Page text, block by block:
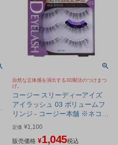
自然な立体感を演出する3D製法のつけまつ
げ。
コージー スリーディーアイズ
アイラッシュ 03 ボリュームフ
リンジ - コージー本舗 ※ネコポ
ス対応商品
定価 ¥1,100
販売価格 ¥1,045税込